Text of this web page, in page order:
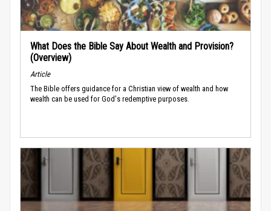
What Does the Bible Say About Wealth and Provision?
(Overview)
Article
The Bible offers guidance for a Christian view of wealth and how
wealth can be used for God's redemptive purposes.